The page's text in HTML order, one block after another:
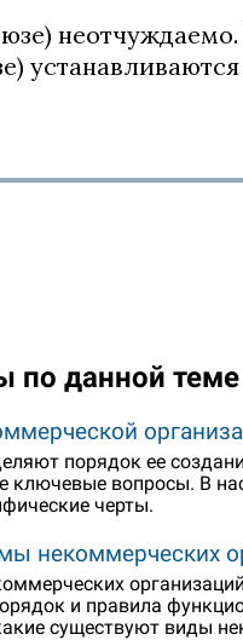
по данной теме
порядок ее
ключевые вопросы. В
черты.
некоммерческих
и правила
существуют виды